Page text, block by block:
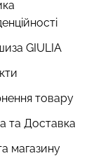
GIULIA
товару
та Доставка
магазину